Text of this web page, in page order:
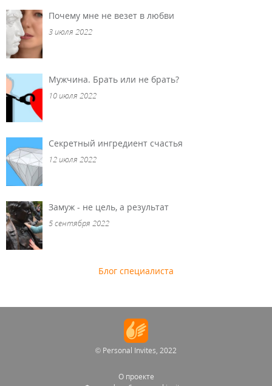
Почему мне не везет в любви
3 июля 2022
Мужчина. Брать или не брать?
10 июля 2022
Секретный ингредиент счастья
12 июля 2022
Замуж - не цель, а результат
5 сентября 2022
Блог специалиста
© Personal Invites, 2022
О проекте